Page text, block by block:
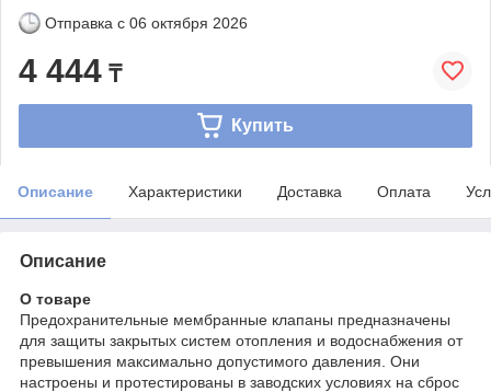
Отправка с 06 октября 2026
4 444 ₸
Купить
Описание Характеристики Доставка Оплата
Описание
О товаре
Предохранительные мембранные клапаны предназначены
для защиты закрытых систем отопления и водоснабжения от
превышения максимально допустимого давления. Они
настроены и протестированы в заводских условиях на сброс